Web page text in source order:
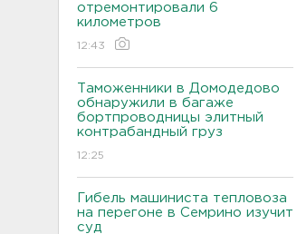
отремонтировали 6
километров
12:43
Таможенники в Домодедово
обнаружили в багаже
бортпроводницы элитный
контрабандный груз
12:25
Гибель машиниста тепловоза
на перегоне в Семрино изучит
суд